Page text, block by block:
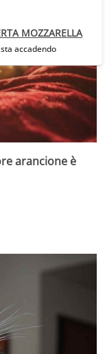
arancione è
MOZZARELLA
accadendo